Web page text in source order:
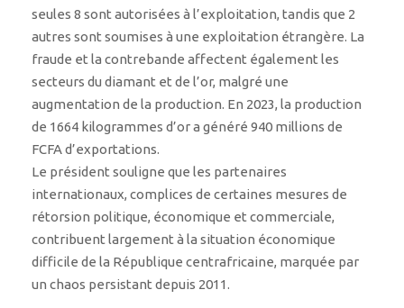
seules 8 sont autorisées à l’exploitation, tandis que 2
autres sont soumises à une exploitation étrangère. La
fraude et la contrebande affectent également les
secteurs du diamant et de l’or, malgré une
augmentation de la production. En 2023, la production
de 1664 kilogrammes d’or a généré 940 millions de
FCFA d’exportations.
Le président souligne que les partenaires
internationaux, complices de certaines mesures de
rétorsion politique, économique et commerciale,
contribuent largement à la situation économique
difficile de la République centrafricaine, marquée par
un chaos persistant depuis 2011.